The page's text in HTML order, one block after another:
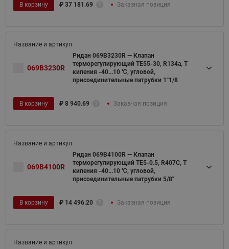
В корзину ₽ 37 181.69 Заказная позиция
069B3230R
Ридан 069B3230R — Клапан
терморегулирующий TE55-30, R134a, T
кипения -40...10 ℃, угловой,
присоединительные патрубки 1"1/8
В корзину ₽ 8 940.69 Заказная позиция
069B4100R
Ридан 069B4100R — Клапан
терморегулирующий TE5-0.5, R407C, T
кипения -40...10 ℃, угловой,
присоединительные патрубки 5/8"
В корзину ₽ 14 496.20 Заказная позиция